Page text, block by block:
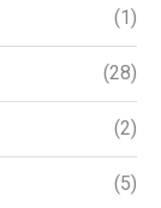
(1)
(28)
(2)
(5)